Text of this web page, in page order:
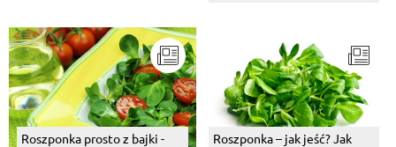
Roszponka prosto z bajki -
Roszponka – jak jeść? Jak